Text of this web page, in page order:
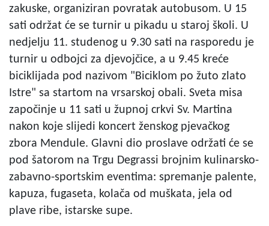
zakuske, organiziran povratak autobusom. U 15
sati održat će se turnir u pikadu u staroj školi. U
nedjelju 11. studenog u 9.30 sati na rasporedu je
turnir u odbojci za djevojčice, a u 9.45 kreće
biciklijada pod nazivom "Biciklom po žuto zlato
Istre" sa startom na vrsarskoj obali. Sveta misa
započinje u 11 sati u župnoj crkvi Sv. Martina
nakon koje slijedi koncert ženskog pjevačkog
zbora Mendule. Glavni dio proslave održati će se
pod šatorom na Trgu Degrassi brojnim kulinarsko-
zabavno-sportskim eventima: spremanje palente,
kapuza, fugaseta, kolača od muškata, jela od
plave ribe, istarske supe.